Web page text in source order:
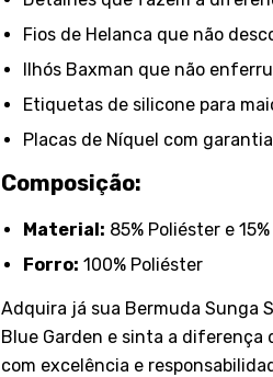
Fios de Helanca que não
Ilhós Baxman que não
Etiquetas de silicone para
Placas de Níquel com
Composição:
Material: 85% Poliéster e
Forro: 100% Poliéster
Adquira já sua Bermuda Sunga
Blue Garden e sinta a
com excelência e